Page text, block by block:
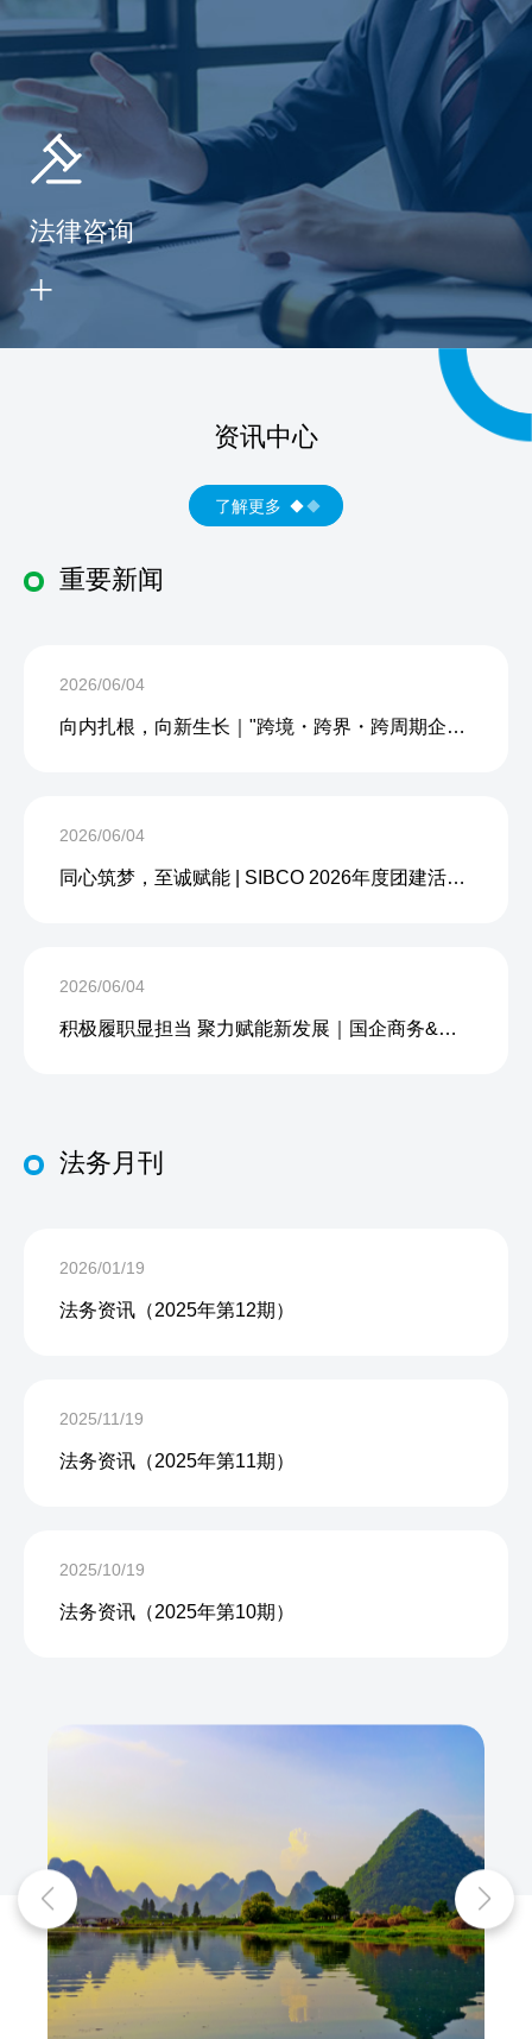
法律咨询
资讯中心
了解更多
重要新闻
2026/06/04
向内扎根，向新生长｜"跨境・跨界・跨周期企业内生力沙龙"成功举办
2026/06/04
同心筑梦，至诚赋能 | SIBCO 2026年度团建活动圆满收官
2026/06/04
积极履职显担当 聚力赋能新发展｜国企商务&中企人力出席上海现代服务业联合会第五届会员大会第三次会议暨2026服务业高质量发展大会
法务月刊
2026/01/19
法务资讯（2025年第12期）
2025/11/19
法务资讯（2025年第11期）
2025/10/19
法务资讯（2025年第10期）